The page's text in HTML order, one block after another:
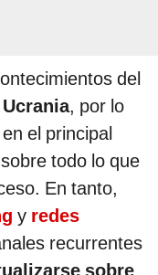
del
, por lo
el principal
todo lo que
En tanto,
y redes
recurrentes
sobre